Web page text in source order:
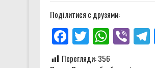
Звіт за
Поділитися с друзями:
Facebook
Twitter
Перегляди: 356